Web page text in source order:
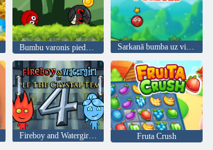
Bumbu varonis piedzīvojums: sarkans lielība bumbu Sarkanā bumba uz visiem laikiem
Fireboy and Watergirl 4: Kristāla templis
Fruta Crush